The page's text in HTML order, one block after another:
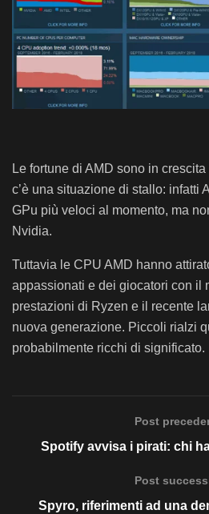
Le fortune di AMD sono in
c’è una situazione di stallo: infatti
GPu più veloci al momento, ma
Nvidia.
Tuttavia le CPU AMD hanno
appassionati e dei giocatori con il
prestazioni di Ryzen e il recente
nuova generazione. Piccoli rialzi
probabilmente ricchi di significato.
Post
Spotify avvisa i pirati: chi
Post
Spyro, riferimenti ad una